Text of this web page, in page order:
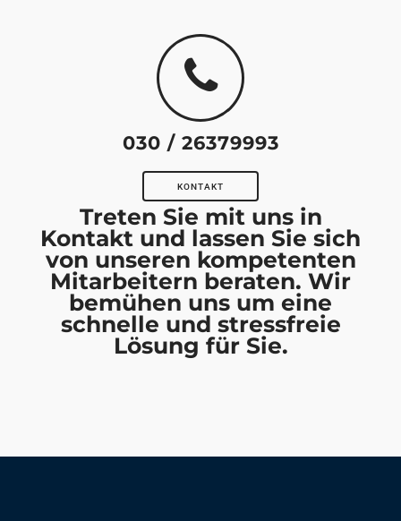
030 / 26379993
KONTAKT
Treten Sie mit uns in
Kontakt und lassen Sie sich
von unseren kompetenten
Mitarbeitern beraten. Wir
bemühen uns um eine
schnelle und stressfreie
Lösung für Sie.